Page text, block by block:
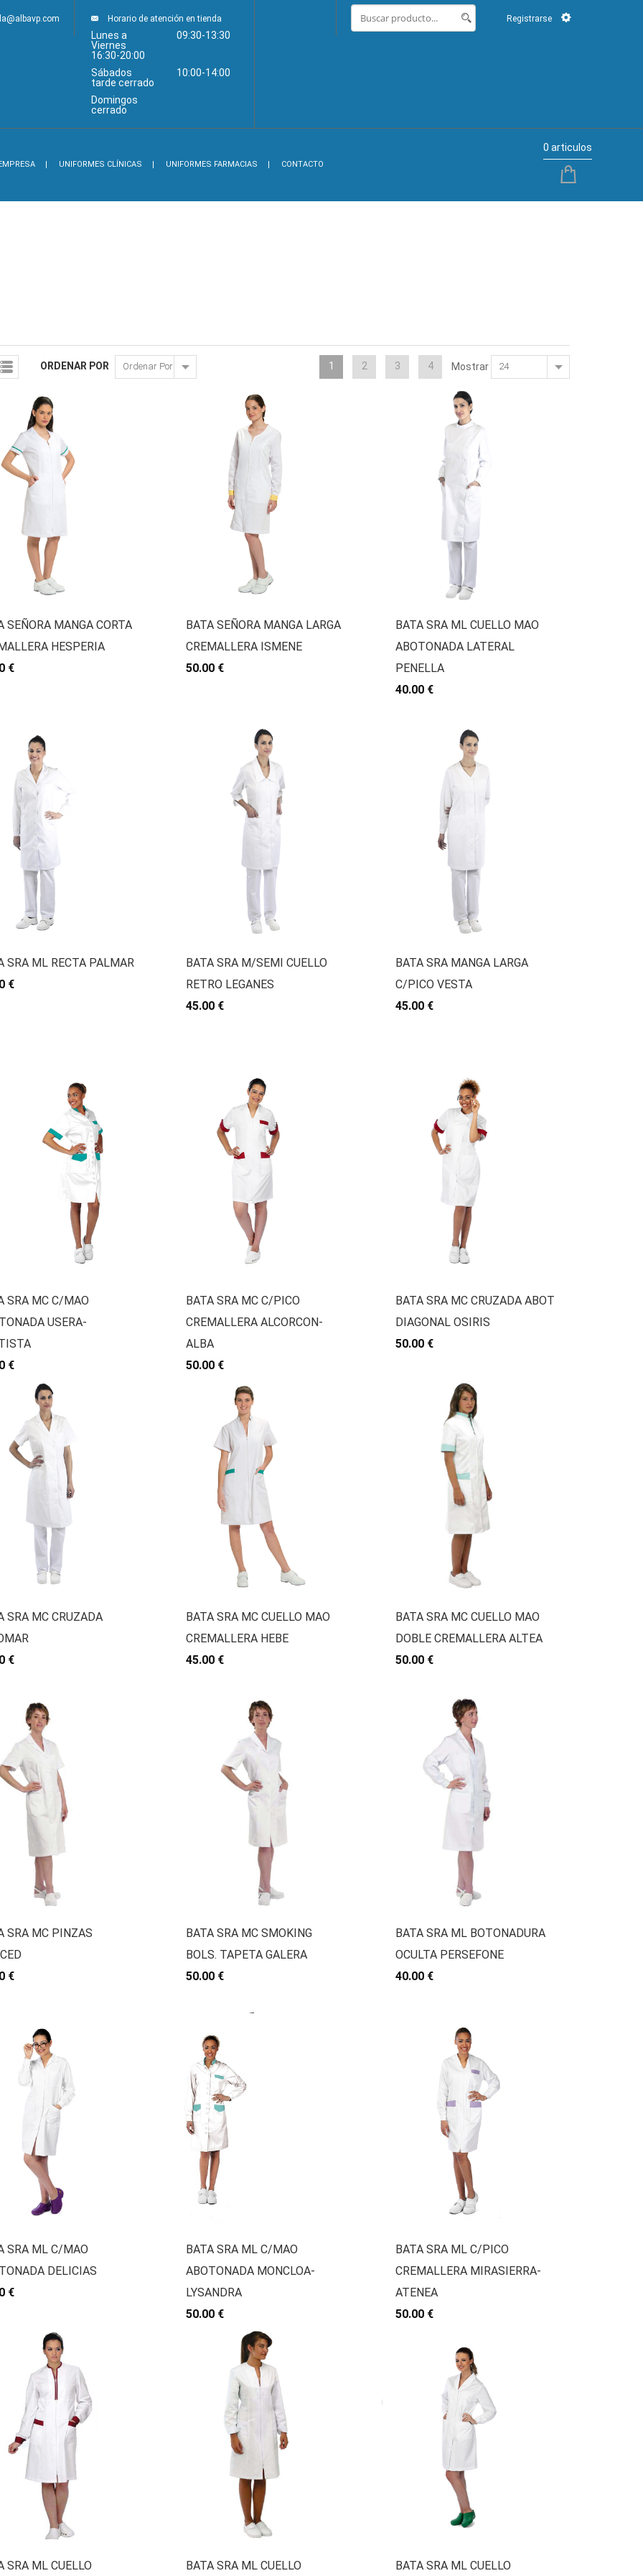
Horario de atención en tienda
Lunes a
Viernes
09:30-13:30
16:30-20:00
Sábados
10:00-14:00
tarde cerrado
Domingos
cerrado
Registrarse
UNIFORMES CLÍNICAS UNIFORMES FARMACIAS CONTACTO
0 articulos
ORDENAR POR 1 2 3 4 Mostrar
SEÑORA MANGA CORTA
HESPERIA
€
BATA SEÑORA MANGA LARGA
CREMALLERA ISMENE
50.00 €
BATA SRA ML CUELLO MAO
ABOTONADA LATERAL
PENELLA
40.00 €
SRA ML RECTA PALMAR
€
BATA SRA M/SEMI CUELLO
RETRO LEGANES
45.00 €
BATA SRA MANGA LARGA
C/PICO VESTA
45.00 €
SRA MC C/MAO
USERA-
€
BATA SRA MC C/PICO
CREMALLERA ALCORCON-
ALBA
50.00 €
BATA SRA MC CRUZADA ABOT
DIAGONAL OSIRIS
50.00 €
SRA MC CRUZADA
€
BATA SRA MC CUELLO MAO
CREMALLERA HEBE
45.00 €
BATA SRA MC CUELLO MAO
DOBLE CREMALLERA ALTEA
50.00 €
SRA MC PINZAS
€
BATA SRA MC SMOKING
BOLS. TAPETA GALERA
50.00 €
BATA SRA ML BOTONADURA
OCULTA PERSEFONE
40.00 €
SRA ML C/MAO
DELICIAS
€
BATA SRA ML C/MAO
ABOTONADA MONCLOA-
LYSANDRA
50.00 €
BATA SRA ML C/PICO
CREMALLERA MIRASIERRA-
ATENEA
50.00 €
SRA ML CUELLO BATA SRA ML CUELLO BATA SRA ML CUELLO